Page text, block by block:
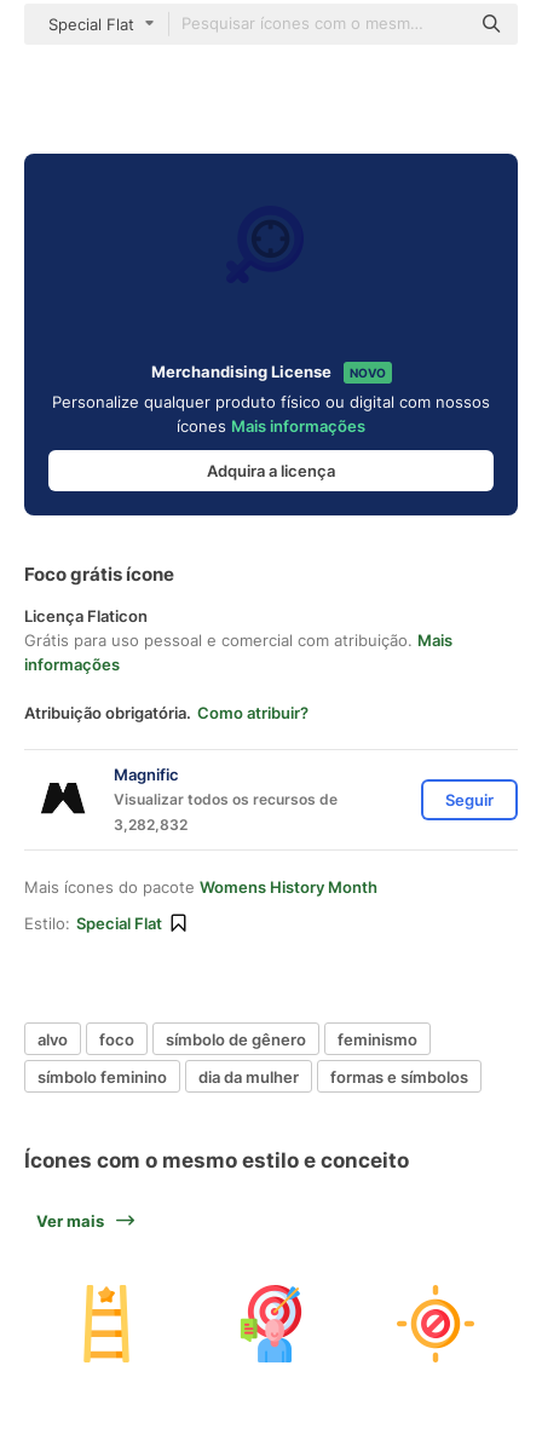
Special Flat
Merchandising License NOVO
Personalize qualquer produto físico ou digital com nossos
ícones Mais informações
Adquira a licença
Foco grátis ícone
Licença Flaticon
Grátis para uso pessoal e comercial com atribuição. Mais
informações
Atribuição obrigatória. Como atribuir?
Magnific
Visualizar todos os recursos de
3,282,832
Seguir
Mais ícones do pacote Womens History Month
Estilo: Special Flat
alvo foco símbolo de gênero
feminismo
símbolo feminino
dia da mulher formas e símbolos
Ícones com o mesmo estilo e conceito
Ver mais